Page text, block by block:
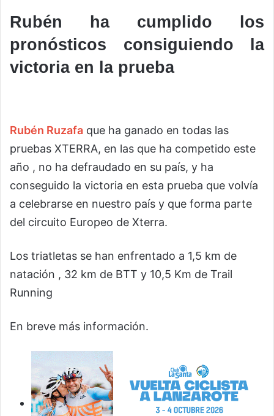
Rubén ha cumplido los
pronósticos consiguiendo la
victoria en la prueba
Rubén Ruzafa que ha ganado en todas las
pruebas XTERRA, en las que ha competido este
año , no ha defraudado en su país, y ha
conseguido la victoria en esta prueba que volvía
a celebrarse en nuestro país y que forma parte
del circuito Europeo de Xterra.
Los triatletas se han enfrentado a 1,5 km de
natación , 32 km de BTT y 10,5 Km de Trail
Running
En breve más información.